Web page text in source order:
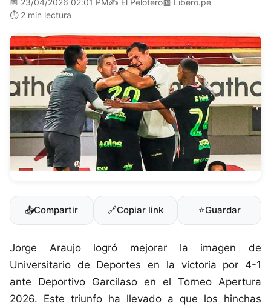
⏱️ 2 min lectura
📤Compartir 🔗Copiar link ⭐Guardar
Jorge Araujo logró mejorar la imagen de
Universitario de Deportes en la victoria por 4-1
ante Deportivo Garcilaso en el Torneo Apertura
2026. Este triunfo ha llevado a que los hinchas